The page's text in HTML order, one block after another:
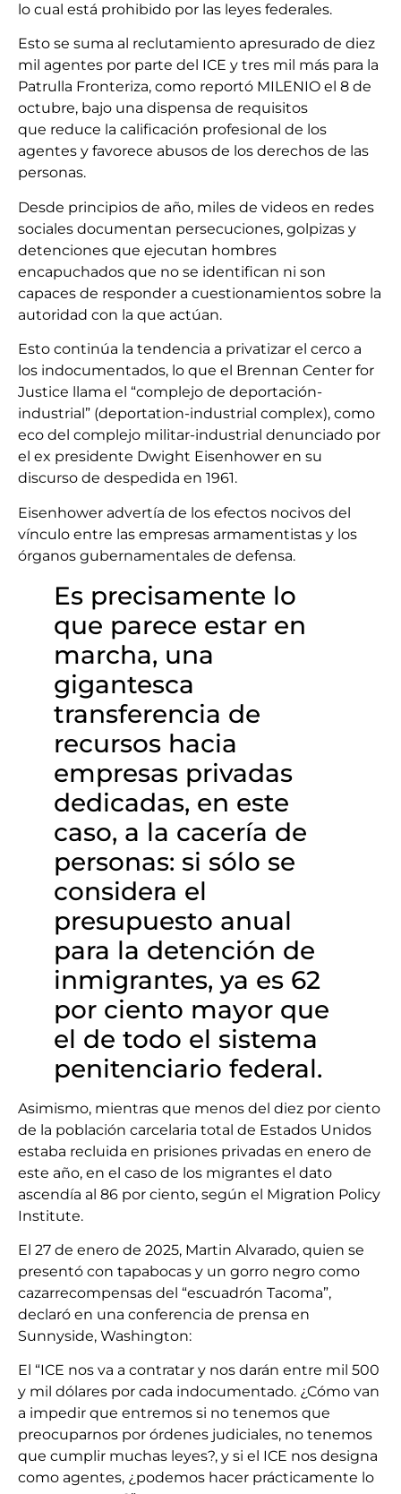
lo cual está prohibido por las leyes federales.
Esto se suma al reclutamiento apresurado de diez
mil agentes por parte del ICE y tres mil más para la
Patrulla Fronteriza, como reportó MILENIO el 8 de
octubre, bajo una dispensa de requisitos
que reduce la calificación profesional de los
agentes y favorece abusos de los derechos de las
personas.
Desde principios de año, miles de videos en redes
sociales documentan persecuciones, golpizas y
detenciones que ejecutan hombres
encapuchados que no se identifican ni son
capaces de responder a cuestionamientos sobre la
autoridad con la que actúan.
Esto continúa la tendencia a privatizar el cerco a
los indocumentados, lo que el Brennan Center for
Justice llama el “complejo de deportación-
industrial” (deportation-industrial complex), como
eco del complejo militar-industrial denunciado por
el ex presidente Dwight Eisenhower en su
discurso de despedida en 1961.
Eisenhower advertía de los efectos nocivos del
vínculo entre las empresas armamentistas y los
órganos gubernamentales de defensa.
Es precisamente lo
que parece estar en
marcha, una
gigantesca
transferencia de
recursos hacia
empresas privadas
dedicadas, en este
caso, a la cacería de
personas: si sólo se
considera el
presupuesto anual
para la detención de
inmigrantes, ya es 62
por ciento mayor que
el de todo el sistema
penitenciario federal.
Asimismo, mientras que menos del diez por ciento
de la población carcelaria total de Estados Unidos
estaba recluida en prisiones privadas en enero de
este año, en el caso de los migrantes el dato
ascendía al 86 por ciento, según el Migration Policy
Institute.
El 27 de enero de 2025, Martin Alvarado, quien se
presentó con tapabocas y un gorro negro como
cazarrecompensas del “escuadrón Tacoma”,
declaró en una conferencia de prensa en
Sunnyside, Washington:
El “ICE nos va a contratar y nos darán entre mil 500
y mil dólares por cada indocumentado. ¿Cómo van
a impedir que entremos si no tenemos que
preocuparnos por órdenes judiciales, no tenemos
que cumplir muchas leyes?, y si el ICE nos designa
como agentes, ¿podemos hacer prácticamente lo